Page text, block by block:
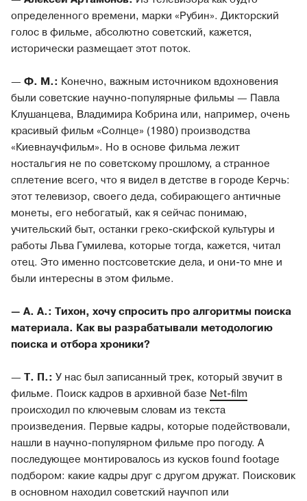
определенного времени, марки «Рубин». Дикторский
голос в фильме, абсолютно советский, кажется,
исторически размещает этот поток.
— Ф. М.: Конечно, важным источником вдохновения
были советские научно-популярные фильмы — Павла
Клушанцева, Владимира Кобрина или, например, очень
красивый фильм «Солнце» (1980) производства
«Киевнаучфильм». Но в основе фильма лежит
ностальгия не по советскому прошлому, а странное
сплетение всего, что я видел в детстве в городе Керчь:
этот телевизор, своего деда, собирающего античные
монеты, его небогатый, как я сейчас понимаю,
учительский быт, останки греко-скифской культуры и
работы Льва Гумилева, которые тогда, кажется, читал
отец. Это именно постсоветские дела, и они-то мне и
были интересны в этом фильме.
— А. А.: Тихон, хочу спросить про алгоритмы поиска
материала. Как вы разрабатывали методологию
поиска и отбора хроники?
— Т. П.: У нас был записанный трек, который звучит в
фильме. Поиск кадров в архивной базе Net-film
происходил по ключевым словам из текста
произведения. Первые кадры, которые подействовали,
нашли в научно-популярном фильме про погоду. А
последующее монтировалось из кусков found footage
подбором: какие кадры друг с другом дружат. Поисковик
в основном находил советский научпоп или